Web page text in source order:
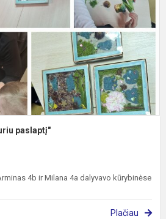
paslaptį"
4b ir Milana 4a dalyvavo kūrybinėse
Plačiau